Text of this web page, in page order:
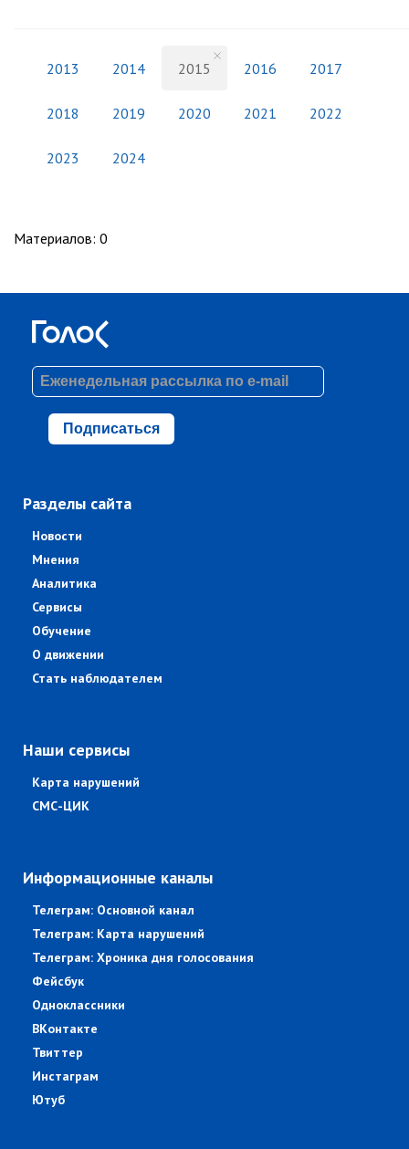
2013 2014 2015 2016 2017
2018 2019 2020 2021 2022
2023 2024
Материалов: 0
Подписаться
Разделы сайта
Новости
Мнения
Аналитика
Сервисы
Обучение
О движении
Стать наблюдателем
Наши сервисы
Карта нарушений
СМС-ЦИК
Информационные каналы
Телеграм: Основной канал
Телеграм: Карта нарушений
Телеграм: Хроника дня голосования
Фейсбук
Одноклассники
ВКонтакте
Твиттер
Инстаграм
Ютуб